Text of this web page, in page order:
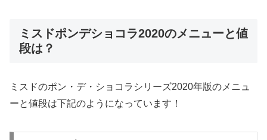
ミスドポンデショコラ2020のメニューと値
段は？
ミスドのポン・デ・ショコラシリーズ2020年版のメニュ
ーと値段は下記のようになっています！